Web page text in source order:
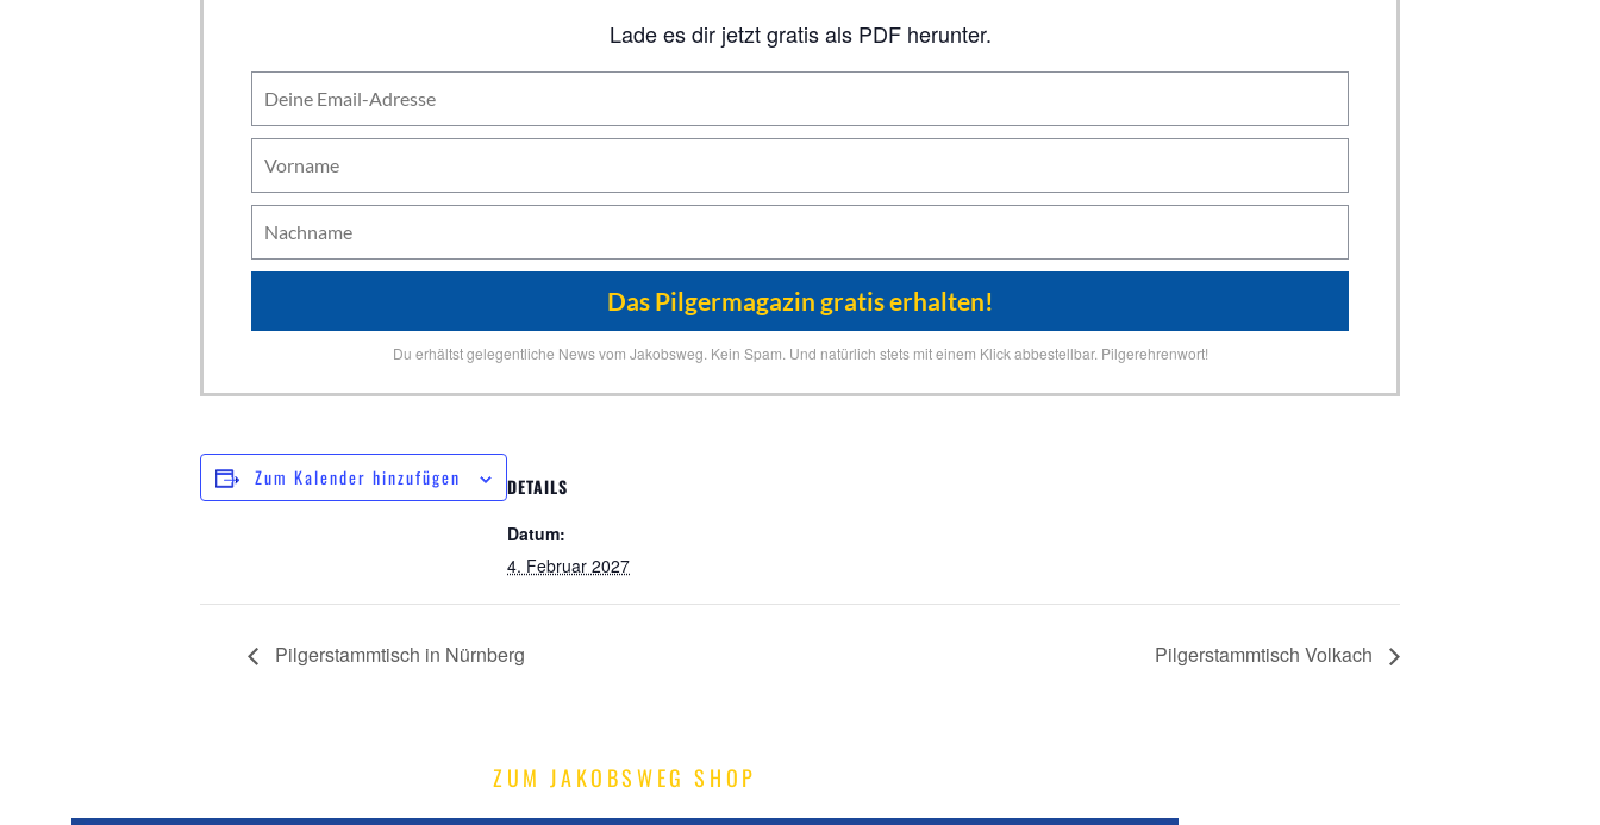
Lade es dir jetzt gratis als PDF herunter.
Du erhältst gelegentliche News vom Jakobsweg. Kein Spam. Und natürlich stets mit einem Klick abbestellbar. Pilgerehrenwort!
Zum Kalender hinzufügen DETAILS
Datum:
4. Februar 2027
Pilgerstammtisch in Nürnberg Pilgerstammtisch Volkach
ZUM JAKOBSWEG SHOP